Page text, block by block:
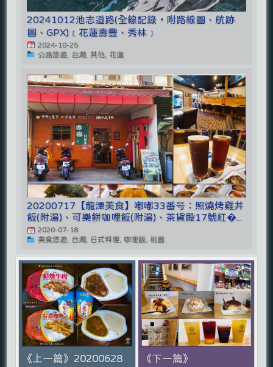
20241012池志道路(全線記錄，附路線圖、航跡
圖、GPX)﹝花蓮壽豐、秀林﹞
2024-10-25
公路悠遊, 台灣, 其他, 花蓮
20200717【龍潭美食】嘟嘟33番号：照燒烤雞丼
飯(附湯)、可樂餅咖哩飯(附湯)、茶貨殿17號紅�...
2020-07-18
美食悠遊, 台灣, 日式料理, 咖哩飯, 桃園
《上一篇》20200628
《下一篇》